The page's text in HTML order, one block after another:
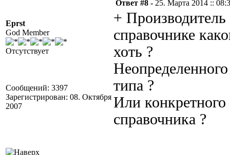
Eprst
God Member
Отсутствует
Сообщений: 3397
Зарегистрирован: 08. Октября
2007
Ответ #8 - 25. Марта 2014 ::
+
справочнике
хоть ?
типа ?
Или конкретного
справочника ?